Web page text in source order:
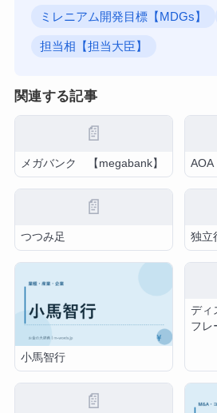
ミレニアム開発目標【MDGs】
担当相【担当大臣】
関連する記事
📄
メガバンク 【megabank】
📄
つつみ足 独立
小馬智行
ディ
フレ
📄